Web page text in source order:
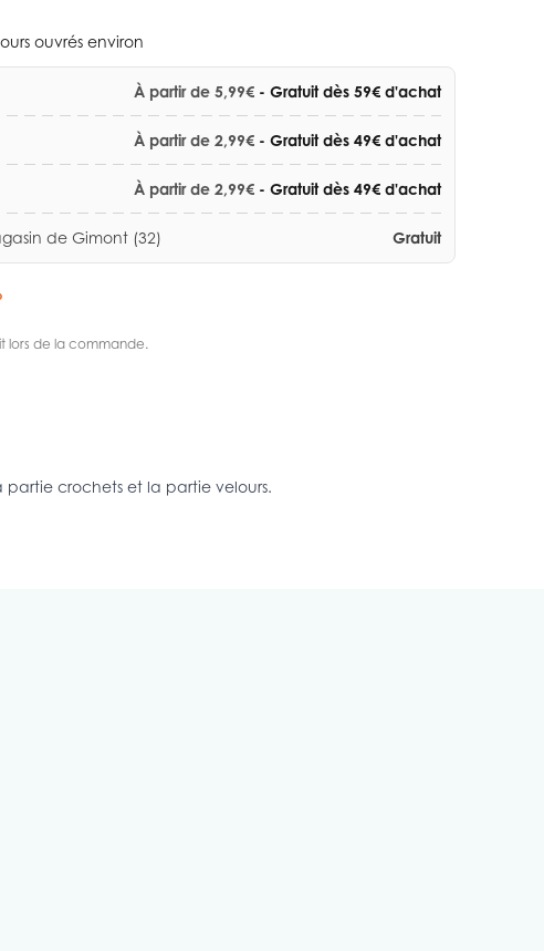
ouvrés environ
À partir de 5,99€ - Gratuit dès 59€ d'achat
À partir de 2,99€ - Gratuit dès 49€ d'achat
À partir de 2,99€ - Gratuit dès 49€ d'achat
de Gimont (32) Gratuit
lors de la commande.
crochets et la partie velours.